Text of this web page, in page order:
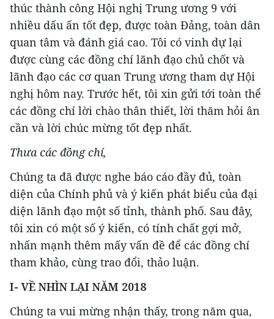
thúc thành công Hội nghị Trung ương 9 với
nhiều dấu ấn tốt đẹp, được toàn Đảng, toàn dân
quan tâm và đánh giá cao. Tôi có vinh dự lại
được cùng các đồng chí lãnh đạo chủ chốt và
lãnh đạo các cơ quan Trung ương tham dự Hội
nghị hôm nay. Trước hết, tôi xin gửi tới toàn thể
các đồng chí lời chào thân thiết, lời thăm hỏi ân
cần và lời chúc mừng tốt đẹp nhất.
Thưa các đồng chí,
Chúng ta đã được nghe báo cáo đầy đủ, toàn
diện của Chính phủ và ý kiến phát biểu của đại
diện lãnh đạo một số tỉnh, thành phố. Sau đây,
tôi xin có một số ý kiến, có tính chất gợi mở,
nhấn mạnh thêm mấy vấn đề để các đồng chí
tham khảo, cùng trao đổi, thảo luận.
I- VỀ NHÌN LẠI NĂM 2018
Chúng ta vui mừng nhận thấy, trong năm qua,